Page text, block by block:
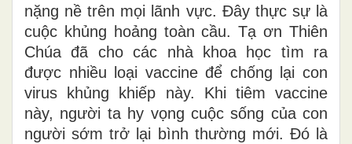
nặng nề trên mọi lãnh vực. Đây thực sự là
cuộc khủng hoảng toàn cầu. Tạ ơn Thiên
Chúa đã cho các nhà khoa học tìm ra
được nhiều loại vaccine để chống lại con
virus khủng khiếp này. Khi tiêm vaccine
này, người ta hy vọng cuộc sống của con
người sớm trở lại bình thường mới. Đó là